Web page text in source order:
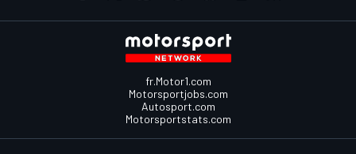
fr.Motor1.com
Motorsportjobs.com
Autosport.com
Motorsportstats.com